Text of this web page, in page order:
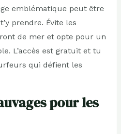
emblématique peut être
prendre. Évite les
de mer et opte pour un
L’accès est gratuit et tu
qui défient les
pour les